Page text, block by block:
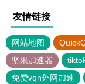
友情链接
网站地图
坚果加速器
免费vqn外网加速